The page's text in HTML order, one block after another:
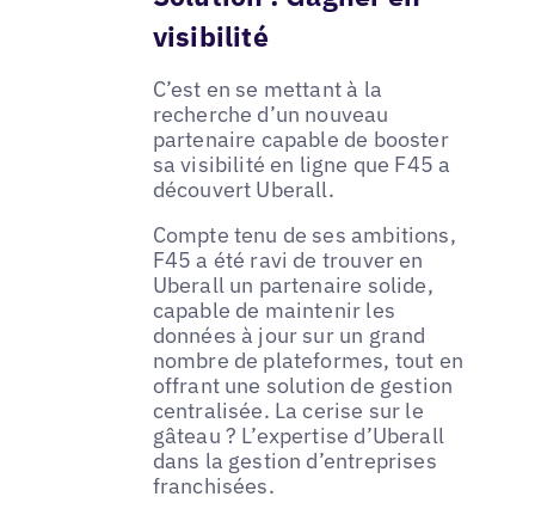
visibilité
C’est en se mettant à la
recherche d’un nouveau
partenaire capable de booster
sa visibilité en ligne que F45 a
découvert Uberall.
Compte tenu de ses ambitions,
F45 a été ravi de trouver en
Uberall un partenaire solide,
capable de maintenir les
données à jour sur un grand
nombre de plateformes, tout en
offrant une solution de gestion
centralisée. La cerise sur le
gâteau ? L’expertise d’Uberall
dans la gestion d’entreprises
franchisées.